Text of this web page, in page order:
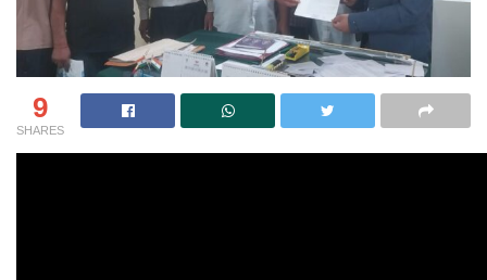
9
SHARES